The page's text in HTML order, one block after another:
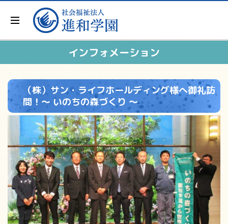
インフォメーション
（株）サン・ライフホールディング様へ御礼訪
問！～ いのちの森づくり ～